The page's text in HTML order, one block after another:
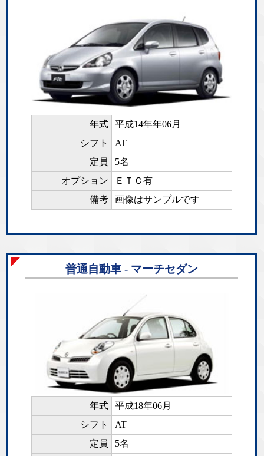
年式
平成14年年06月
シフト
AT
定員
5名
オプション
ＥＴＣ有
備考
画像はサンプルです
普通自動車 - マーチセダン
年式
平成18年06月
シフト
AT
定員
5名